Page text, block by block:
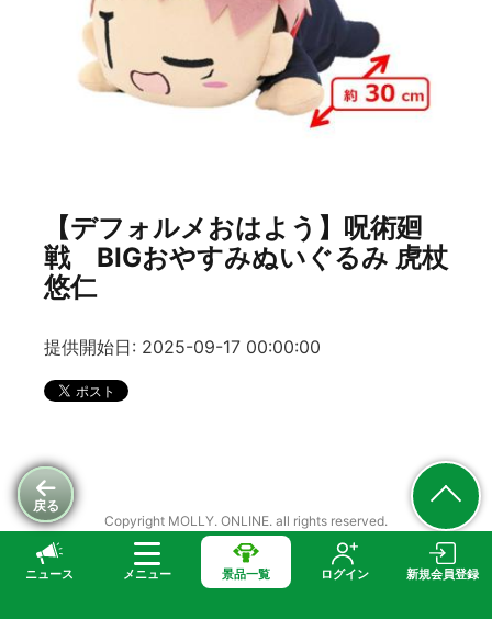
ニュース メニュー 景品一覧 ログイン 新規会員登録
戻る
【デフォルメおはよう】呪術廻
戦 BIGおやすみぬいぐるみ 虎杖
悠仁
提供開始日: 2025-09-17 00:00:00
Copyright MOLLY. ONLINE. all rights reserved.